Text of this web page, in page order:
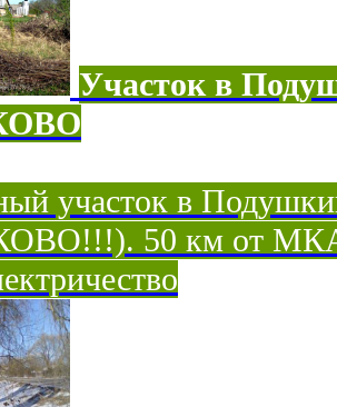
Участок в
участок в
50 км от